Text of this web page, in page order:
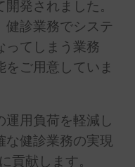
発されました。
健診業務でシステ
ってしまう業務
をご用意していま
運用負荷を軽減し
な健診業務の実現
貢献します。